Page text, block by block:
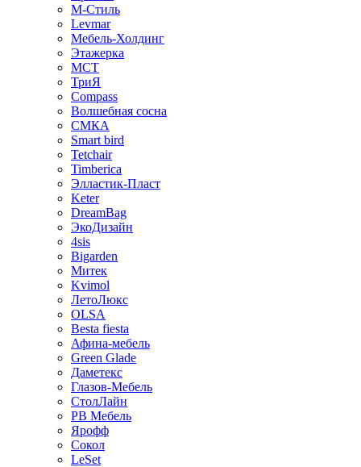
М-Стиль
Levmar
Мебель-Холдинг
Этажерка
МСТ
ТриЯ
Compass
Волшебная сосна
СМКА
Smart bird
Tetchair
Timberica
Элластик-Пласт
Keter
DreamBag
ЭкоДизайн
4sis
Bigarden
Митек
Kvimol
ЛетоЛюкс
OLSA
Besta fiesta
Афина-мебель
Green Glade
Даметекс
Глазов-Мебель
СтолЛайн
РВ Мебель
Ярофф
Сокол
LeSet